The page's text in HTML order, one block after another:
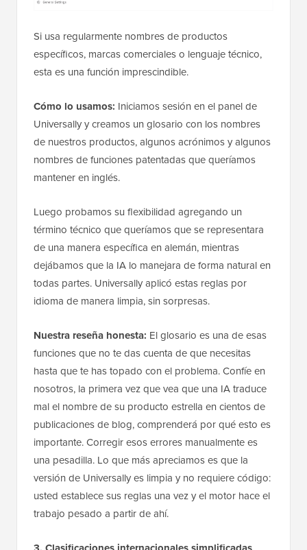
Si usa regularmente nombres de productos
específicos, marcas comerciales o lenguaje técnico,
esta es una función imprescindible.
Cómo lo usamos: Iniciamos sesión en el panel de
Universally y creamos un glosario con los nombres
de nuestros productos, algunos acrónimos y algunos
nombres de funciones patentadas que queríamos
mantener en inglés.
Luego probamos su flexibilidad agregando un
término técnico que queríamos que se representara
de una manera específica en alemán, mientras
dejábamos que la IA lo manejara de forma natural en
todas partes. Universally aplicó estas reglas por
idioma de manera limpia, sin sorpresas.
Nuestra reseña honesta: El glosario es una de esas
funciones que no te das cuenta de que necesitas
hasta que te has topado con el problema. Confíe en
nosotros, la primera vez que vea que una IA traduce
mal el nombre de su producto estrella en cientos de
publicaciones de blog, comprenderá por qué esto es
importante. Corregir esos errores manualmente es
una pesadilla. Lo que más apreciamos es que la
versión de Universally es limpia y no requiere código:
usted establece sus reglas una vez y el motor hace el
trabajo pesado a partir de ahí.